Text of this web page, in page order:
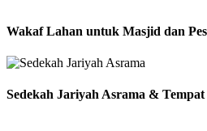
Wakaf Lahan untuk Masjid dan
Sedekah Jariyah Asrama &